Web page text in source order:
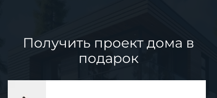
Получить проект дома в
подарок